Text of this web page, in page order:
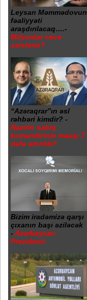
Leysan Məmmədovun
fəaliyyəti
araşdırılacaq….-
Milyonlar necə
xərclənir?
“Azəraqrar”ın əsl
rəhbəri kimdir? -
Nazirin sabiq
komandirinin maaşı 7
dəfə artırılıb?
Bizim iradəmizə qarşı
çıxanın başı əziləcək
- Azərbaycan
Prezidenti